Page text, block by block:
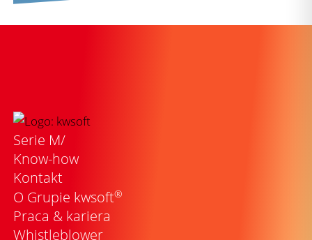
Serie M/
Know-how
Kontakt
O Grupie kwsoft®
Praca & kariera
Whistleblower